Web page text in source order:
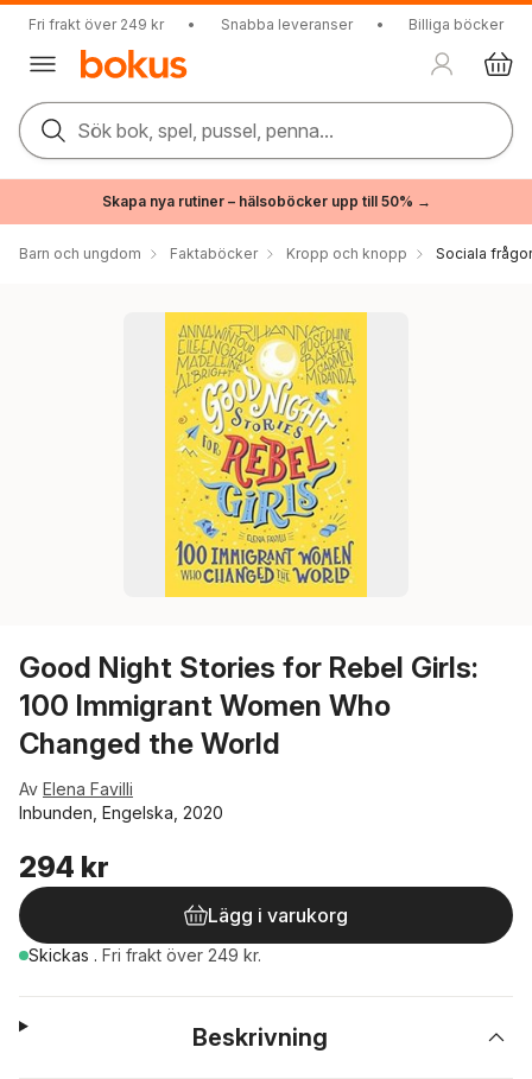
Fri frakt över 249 kr • Snabba leveranser • Billiga böcker
Sök bok, spel, pussel, penna...
Skapa nya rutiner – hälsoböcker upp till 50% →
Barn och ungdom Faktaböcker Kropp och knopp Sociala frågor
Good Night Stories for Rebel Girls:
100 Immigrant Women Who
Changed the World
Av Elena Favilli
Inbunden, Engelska, 2020
294 kr
Lägg i varukorg
Skickas . Fri frakt över 249 kr.
Beskrivning